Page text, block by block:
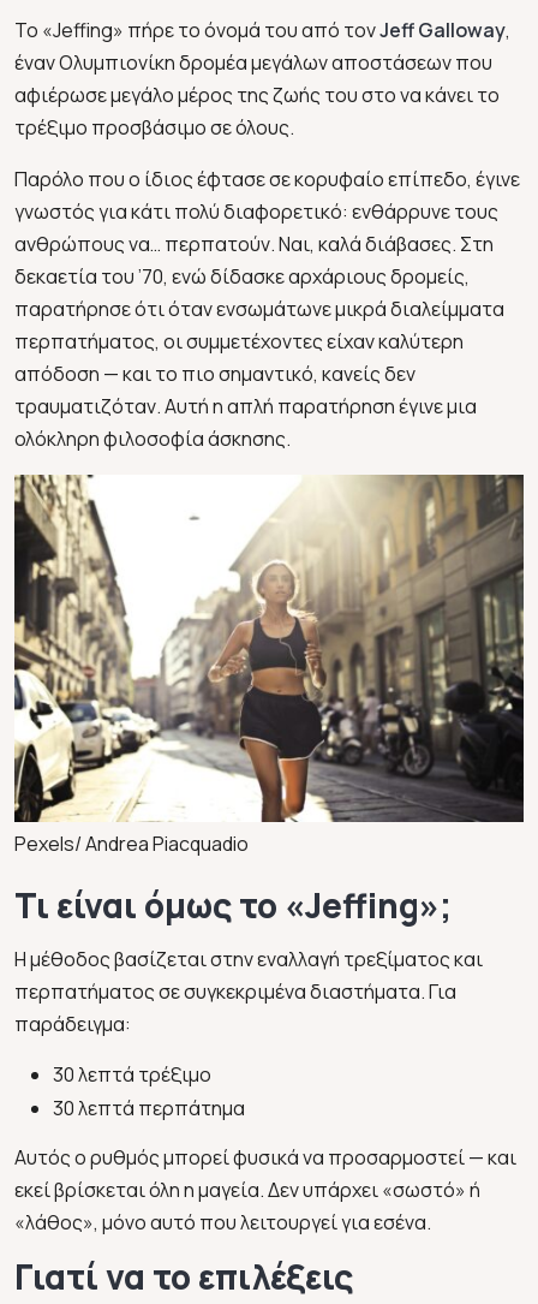
Το «Jeffing» πήρε το όνομά του από τονJeff Galloway,
έναν Ολυμπιονίκη δρομέα μεγάλων αποστάσεων που
αφιέρωσε μεγάλο μέρος της ζωής του στο να κάνει το
τρέξιμο προσβάσιμο σε όλους.
Παρόλο που ο ίδιος έφτασε σε κορυφαίο επίπεδο, έγινε
γνωστός για κάτι πολύ διαφορετικό: ενθάρρυνε τους
ανθρώπους να… περπατούν. Ναι, καλά διάβασες. Στη
δεκαετία του ’70, ενώ δίδασκε αρχάριους δρομείς,
παρατήρησε ότι όταν ενσωμάτωνε μικρά διαλείμματα
περπατήματος, οι συμμετέχοντες είχαν καλύτερη
απόδοση — και το πιο σημαντικό, κανείς δεν
τραυματιζόταν. Αυτή η απλή παρατήρηση έγινε μια
ολόκληρη φιλοσοφία άσκησης.
Pexels/ Andrea Piacquadio
Τι είναι όμως το «Jeffing»;
Η μέθοδος βασίζεται στην εναλλαγή τρεξίματος και
περπατήματος σε συγκεκριμένα διαστήματα. Για
παράδειγμα:
30 λεπτά τρέξιμο
30 λεπτά περπάτημα
Αυτός ο ρυθμός μπορεί φυσικά να προσαρμοστεί — και
εκεί βρίσκεται όλη η μαγεία. Δεν υπάρχει «σωστό» ή
«λάθος», μόνο αυτό που λειτουργεί για εσένα.
Γιατί να το επιλέξεις